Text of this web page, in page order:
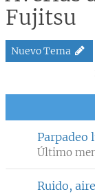
Fujitsu
Nuevo Tema
Parpadeo
Último
Ruido,